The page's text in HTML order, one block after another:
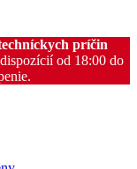
príčin
od 18:00 do